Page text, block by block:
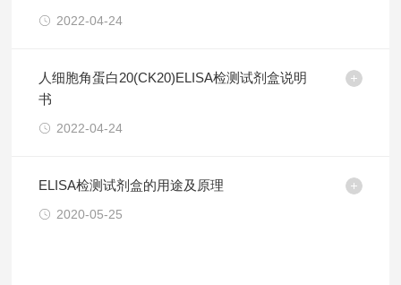
2022-04-24
人细胞角蛋白20(CK20)ELISA检测试剂盒说明
书
2022-04-24
ELISA检测试剂盒的用途及原理
2020-05-25